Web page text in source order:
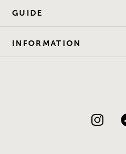
GUIDE
INFORMATION